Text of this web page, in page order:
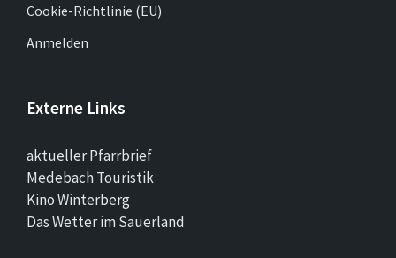
Cookie-Richtlinie (EU)
Anmelden
Externe Links
aktueller Pfarrbrief
Medebach Touristik
Kino Winterberg
Das Wetter im Sauerland